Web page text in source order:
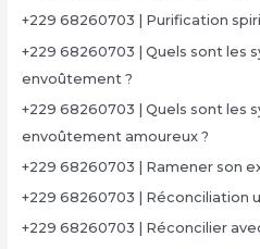
+229 68260703 | Purification
+229 68260703 | Quels sont les
envoûtement ?
+229 68260703 | Quels sont les
envoûtement amoureux ?
+229 68260703 | Ramener son
+229 68260703 | Réconciliation
+229 68260703 | Réconcilier